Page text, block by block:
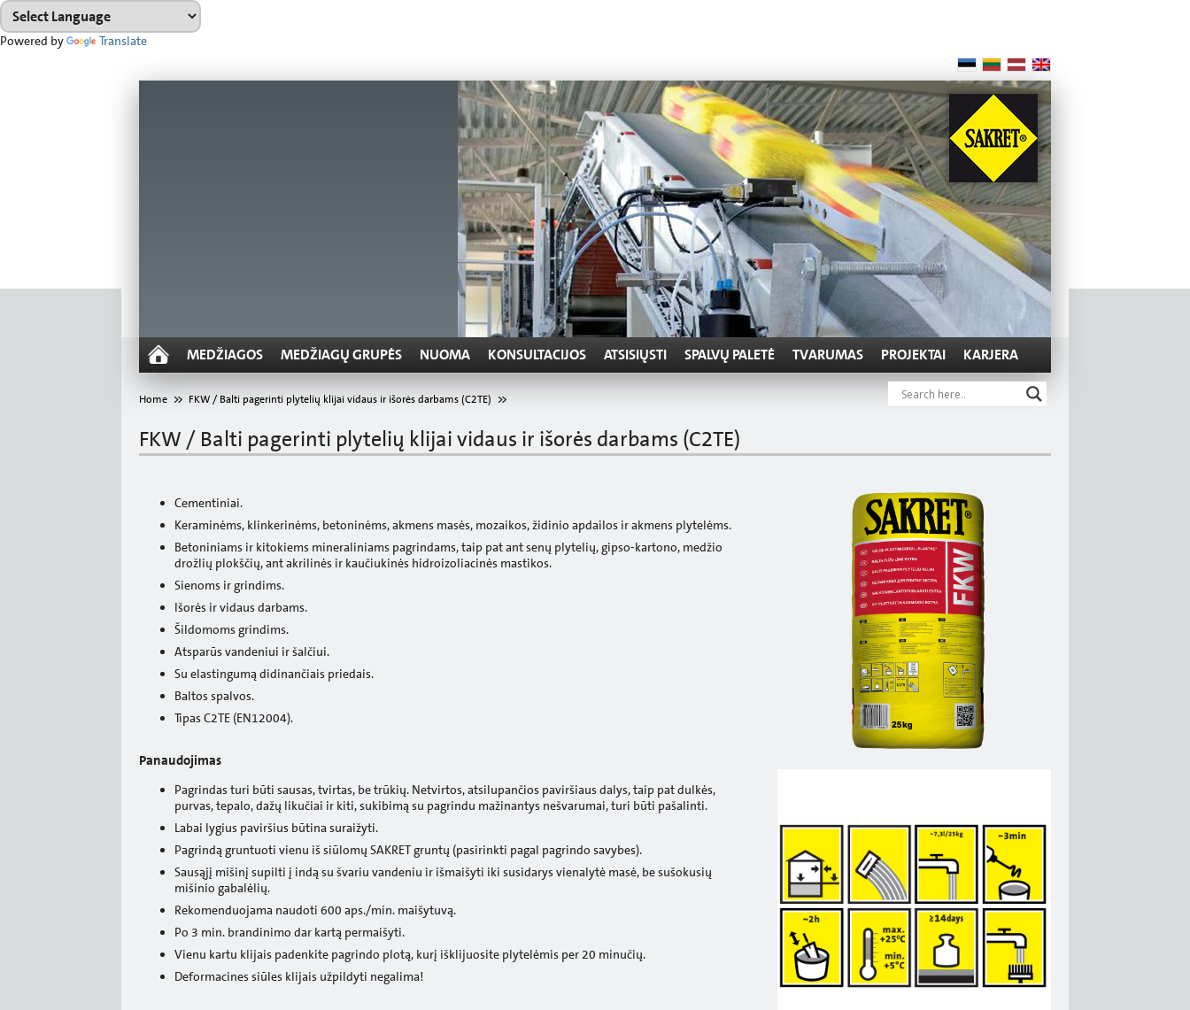
Powered by Translate
MEDŽIAGOS MEDŽIAGŲ GRUPĖS NUOMA KONSULTACIJOS ATSISIŲSTI SPALVŲ PALETĖ TVARUMAS PROJEKTAI KARJERA
Home FKW / Balti pagerinti plytelių klijai vidaus ir išorės darbams (C2TE)
FKW / Balti pagerinti plytelių klijai vidaus ir išorės darbams (C2TE)
Cementiniai.
Keraminėms, klinkerinėms, betoninėms, akmens masės, mozaikos, židinio apdailos ir akmens plytelėms.
Betoniniams ir kitokiems mineraliniams pagrindams, taip pat ant senų plytelių, gipso-kartono, medžio
drožlių plokščių, ant akrilinės ir kaučiukinės hidroizoliacinės mastikos.
Sienoms ir grindims.
Išorės ir vidaus darbams.
Šildomoms grindims.
Atsparūs vandeniui ir šalčiui.
Su elastingumą didinančiais priedais.
Baltos spalvos.
Tipas C2TE (EN12004).
Panaudojimas
Pagrindas turi būti sausas, tvirtas, be trūkių. Netvirtos, atsilupančios paviršiaus dalys, taip pat dulkės,
purvas, tepalo, dažų likučiai ir kiti, sukibimą su pagrindu mažinantys nešvarumai, turi būti pašalinti.
Labai lygius paviršius būtina suraižyti.
Pagrindą gruntuoti vienu iš siūlomų SAKRET gruntų (pasirinkti pagal pagrindo savybes).
Sausąjį mišinį supilti į indą su švariu vandeniu ir išmaišyti iki susidarys vienalytė masė, be sušokusių
mišinio gabalėlių.
Rekomenduojama naudoti 600 aps./min. maišytuvą.
Po 3 min. brandinimo dar kartą permaišyti.
Vienu kartu klijais padenkite pagrindo plotą, kurį išklijuosite plytelėmis per 20 minučių.
Deformacines siūles klijais užpildyti negalima!